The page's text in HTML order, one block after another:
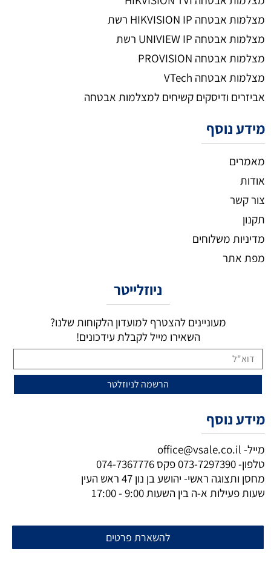
מצלמות אבטחה HIKVISION IP רשת
מצלמות אבטחה UNIVIEW IP רשת
מצלמות אבטחה PROVISION
מצלמות אבטחה VTech
אביזרים ודיסקים קשיחים למצלמות אבטחה
מידע נוסף
מאמרים
אודות
צור קשר
תקנון
מדיניות משלוחים
מפת אתר
ניוזלייטר
מעוניינים להצטרף למועדון הלקוחות שלנו?
השאירו מייל לקבלת עידכונים!
מידע נוסף
מייל- office@vsale.co.il
טלפון-073-7297390פקס 074-7367776
מחסן ותצוגה ראשי- יהושע בן נון 47 ראש העין
שעות פעילות א-ה בין השעות 9:00 - 17:00
להשארת פרטים